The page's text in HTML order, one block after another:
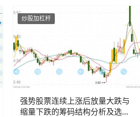
炒股加杠杆
强势股票连续上涨后放量大跌与
缩量下跌的筹码结构分析及选股